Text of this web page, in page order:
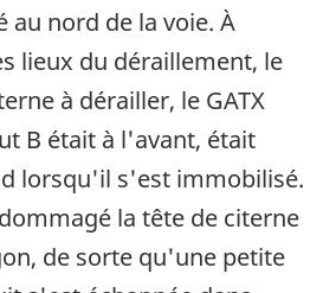
au nord de la voie. À
lieux du déraillement, le
à dérailler, le GATX
B était à l'avant, était
lorsqu'il s'est immobilisé.
la tête de citerne
de sorte qu'une petite